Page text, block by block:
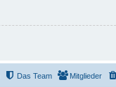
Mitglieder
Das Team